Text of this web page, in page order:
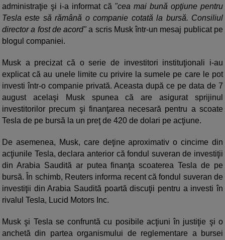
administraţie şi i-a informat că "cea mai bună opţiune pentru
Tesla este să rămână o companie cotată la bursă. Consiliul
director a fost de acord"a scris Musk într-un mesaj publicat pe
blogul companiei.
Musk a precizat că o serie de investitori instituţionali i-au
explicat că au unele limite cu privire la sumele pe care le pot
investi într-o companie privată. Aceasta după ce pe data de 7
august acelaşi Musk spunea că are asigurat sprijinul
investitorilor precum şi finanţarea necesară pentru a scoate
Tesla de pe bursă la un preţ de 420 de dolari pe acţiune.
De asemenea, Musk, care deţine aproximativ o cincime din
acţiunile Tesla, declara anterior că fondul suveran de investiţii
din Arabia Saudită ar putea finanţa scoaterea Tesla de pe
bursă. În schimb, Reuters informa recent că fondul suveran de
investiţii din Arabia Saudită poartă discuţii pentru a investi în
rivalul Tesla, Lucid Motors Inc.
Musk şi Tesla se confruntă cu posibile acţiuni în justiţie şi o
anchetă din partea organismului de reglementare a bursei